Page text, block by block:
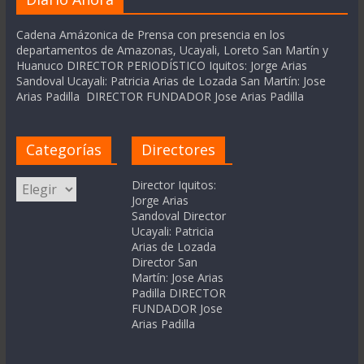
Cadena Amázonica de Prensa con presencia en los
departamentos de Amazonas, Ucayali, Loreto San Martín y
Huanuco DIRECTOR PERIODÍSTICO Iquitos: Jorge Arias
Sandoval Ucayali: Patricia Arias de Lozada San Martín: Jose
Arias Padilla DIRECTOR FUNDADOR Jose Arias Padilla
Categorías
Categorías
Directores
Director Iquitos:
Jorge Arias
Sandoval Director
Ucayali: Patricia
Arias de Lozada
Director San
Martín: Jose Arias
Padilla DIRECTOR
FUNDADOR Jose
Arias Padilla